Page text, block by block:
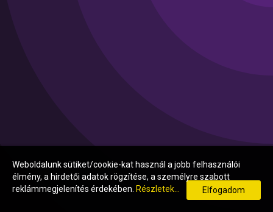
Weboldalunk sütiket/cookie-kat használ a jobb felhasználói
élmény, a hirdetői adatok rögzítése, a személyre szabott
reklámmegjelenítés érdekében. Részletek... Elfogadom